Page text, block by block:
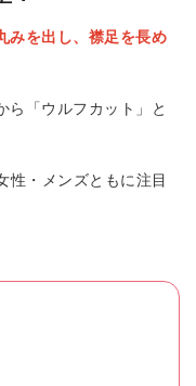
みを出し、襟足を長め
ら「ウルフカット」と
性・メンズともに注目